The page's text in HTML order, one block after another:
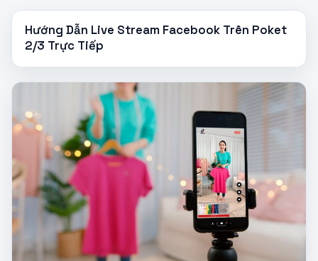
Hướng Dẫn Live Stream Facebook Trên Poket
2/3 Trực Tiếp